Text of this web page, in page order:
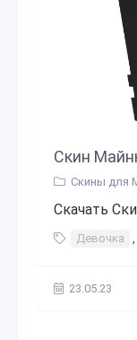
Скин
Скины для
Скачать
Девочка ,
23.05.23